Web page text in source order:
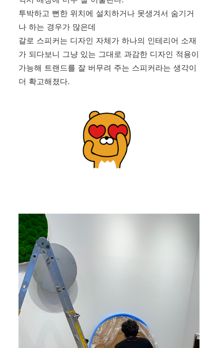
투박하고 뻔한 위치에 설치하거나 못생겨서 숨기거
나 하는 경우가 많은데
갈로 스피커는 디자인 자체가 하나의 인테리어 소재
가 되다보니 그냥 있는 그대로 과감한 디자인 적용이
가능해 트랜드를 잘 버무려 주는 스피커라는 생각이
더 확고해졌다.